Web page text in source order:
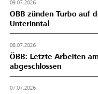
09.07.2026
ÖBB zünden Turbo auf
Unterinntal
08.07.2026
ÖBB: Letzte Arbeiten
abgeschlossen
07.07.2026